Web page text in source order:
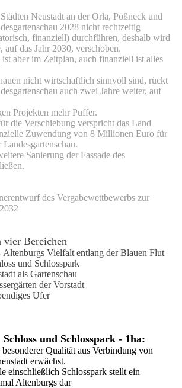
Neustadt an der Orla, Pößneck und
2028 nicht rechtzeitig
finanziell) durchführen, deshalb wird
auf das Jahr 2030, verschoben.
aber im Zeitplan, auch finanziell ist alles
nicht wirtschaftlich sinnvoll sind, rückt
auch zwei Jahre weiter, auf
Projekten mehr Puffer.
die Verschiebung verspricht das Land
Zuwendung von 8 Millionen Euro für
Sanierung der Fassade des
des Vergabewettbewerbs zur
vier Bereichen
Altenburgs Vielfalt entlang der Blauen Flut
und Schlosspark
als Gartenschau
der Vorstadt
Ufer
und Schlosspark - 1ha:
Qualität aus Verbindung von
erwächst.
einschließlich Schlosspark stellt ein
Altenburgs dar